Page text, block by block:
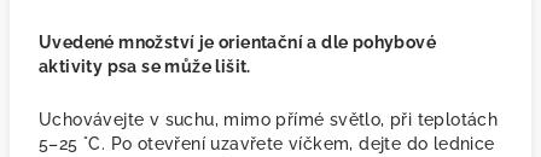
Uvedené množství je orientační a dle pohybové
aktivity psa se může lišit.
Uchovávejte v suchu, mimo přímé světlo, při teplotách
5–25 °C. Po otevření uzavřete víčkem, dejte do lednice